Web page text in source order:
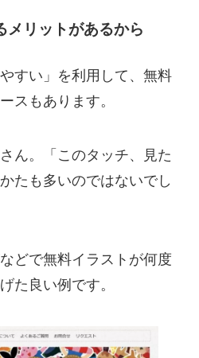
リットがあるから
すい」を利用して、無料
スもあります。
さん。「このタッチ、見た
たも多いのではないでし
どで無料イラストが何度
た良い例です。